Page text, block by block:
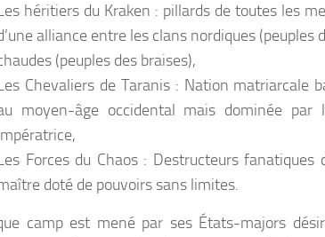
héritiers du Kraken : pillards de toutes les
alliance entre les clans nordiques (peuples
(peuples des braises),
Chevaliers de Taranis : Nation matriarcale
moyen-âge occidental mais dominée
Forces du Chaos : Destructeurs
doté de pouvoirs sans limites.
camp est mené par ses États-majors